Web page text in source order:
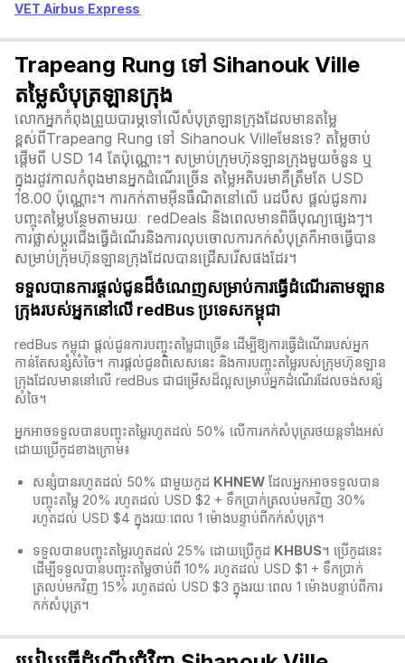
VET Airbus Express
Trapeang Rung ទៅ Sihanouk Ville
តម្លៃសំបុត្រឡានក្រុង
លោកអ្នកកំពុងព្រួយបារម្ភទៅលើសំបុត្រឡានក្រុងដែលមានតម្លៃ
ខ្ពស់ពីTrapeang Rung ទៅ Sihanouk Villeមែនទេ? តម្លៃចាប់
ផ្តើមពី USD 14 តែប៉ុណ្ណោះ។ សម្រាប់ក្រុមហ៊ុនឡានក្រុងមួយចំនួន ឬ
ក្នុងរដូវកាលកំពុងមានអ្នកដំណើរច្រើន តម្លៃអតិបរមាគឺត្រឹមតែ USD
18.00 ប៉ុណ្ណោះ។ ការកក់តាមអ៊ីនធឺណិតនៅលើ រេដបឹស ផ្តល់ជូនការ
បញ្ចុះតម្លៃបន្ថែមតាមរយៈ redDeals និងពេលមានពិធីបុណ្យផ្សេងៗ។
ការផ្លាស់ប្ដូរជើងធ្វើដំណើរនិងការលុបចោលការកក់សំបុត្រក៏អាចធ្វើបាន
សម្រាប់ក្រុមហ៊ុនឡានក្រុងដែលបានជ្រើសរើសផងដែរ។
ទទួលបានការផ្តល់ជូនដ៏ចំណេញសម្រាប់ការធ្វើដំណើរតាមឡាន
ក្រុងរបស់អ្នកនៅលើ redBus ប្រទេសកម្ពុជា
redBus កម្ពុជា​ ផ្តល់ជូនការបញ្ចុះតម្លៃជាច្រើន ដើម្បីឱ្យការធ្វើដំណើររបស់អ្នក
កាន់តែសន្សំសំចៃ។ ការផ្តល់ជូនពិសេសនេះ និងការបញ្ចុះតម្លៃរបស់ក្រុមហ៊ុនឡាន
ក្រុងដែលមាននៅលើ redBus​ ជាជម្រើសដ៏ល្អសម្រាប់អ្នកដំណើរដែលចង់សន្ស៉
សំចៃ។
អ្នកអាចទទួលបានបញ្ចុះតម្លៃរហូតដល់ 50% លើការកក់សំបុត្ររថយន្តទាំងអស់
ដោយប្រើកូដខាងក្រោម៖
សន្សំបានរហូតដល់ 50% ជាមួយកូដ KHNEW ដែលអ្នកអាចទទួលបាន
បញ្ចុះតម្លៃ 20% រហូតដល់ USD $2 + ទឹកប្រាក់ត្រលប់មកវិញ 30%
រហូតដល់ USD $4 ក្នុងរយៈពេល 1 ម៉ោងបន្ទាប់ពីកក់សំបុត្រ។
ទទួលបានបញ្ចុះតម្លៃរហូតដល់ 25% ដោយប្រើកូដ KHBUS។ ប្រើកូដនេះ
ដើម្បីទទួលបានបញ្ចុះតម្លៃចាប់ពី 10% រហូតដល់ USD $1 + ទឹកប្រាក់
ត្រលប់មកវិញ 15% រហូតដល់ USD $3 ក្នុងរយៈពេល 1 ម៉ោងបន្ទាប់ពីការ
កក់សំបុត្រ។